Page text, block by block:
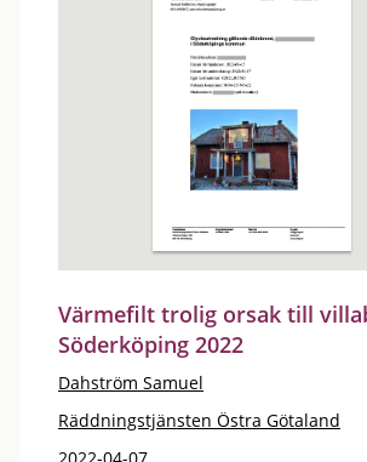
Värmefilt trolig orsak till
Söderköping 2022
Dahström Samuel
Räddningstjänsten Östra Götaland